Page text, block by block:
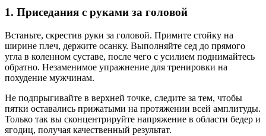
1. Приседания с руками за головой
Встаньте, скрестив руки за головой. Примите стойку на
ширине плеч, держите осанку. Выполняйте сед до прямого
угла в коленном суставе, после чего с усилием поднимайтесь
обратно. Незаменимое упражнение для тренировки на
похудение мужчинам.
Не подпрыгивайте в верхней точке, следите за тем, чтобы
пятки оставались прижатыми на протяжении всей амплитуды.
Только так вы сконцентрируйте напряжение в области бедер и
ягодиц, получая качественный результат.